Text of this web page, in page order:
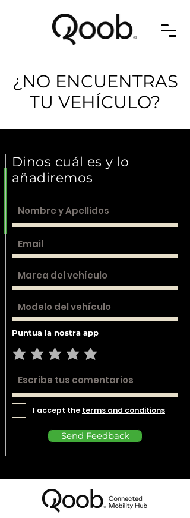
¿NO ENCUENTRAS
TU VEHÍCULO?
Dinos cuál es y lo
añadiremos
Puntua la nostra app
I accept the terms and conditions
Send Feedback